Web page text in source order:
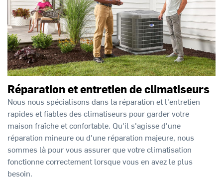
Réparation et entretien de climatiseurs
Nous nous spécialisons dans la réparation et l'entretien
rapides et fiables des climatiseurs pour garder votre
maison fraîche et confortable. Qu'il s'agisse d'une
réparation mineure ou d'une réparation majeure, nous
sommes là pour vous assurer que votre climatisation
fonctionne correctement lorsque vous en avez le plus
besoin.